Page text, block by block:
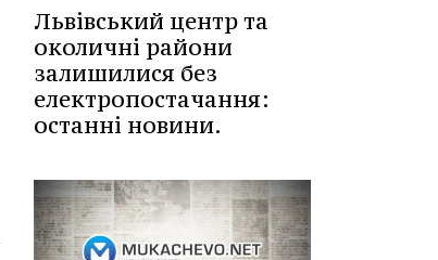
Львівський центр та
околичні райони
залишилися без
електропостачання:
останні новини.